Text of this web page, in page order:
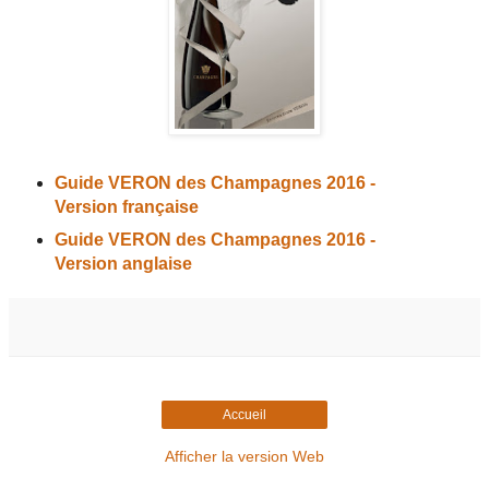
Guide VERON des Champagnes 2016 -
Version française
Guide VERON des Champagnes 2016 -
Version anglaise
Accueil
Afficher la version Web